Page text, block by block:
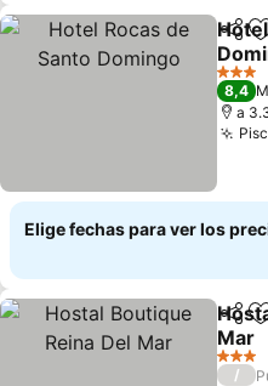
Ver
3
8,4
a
Elige fechas para ver los
Mar
Ver
3
/